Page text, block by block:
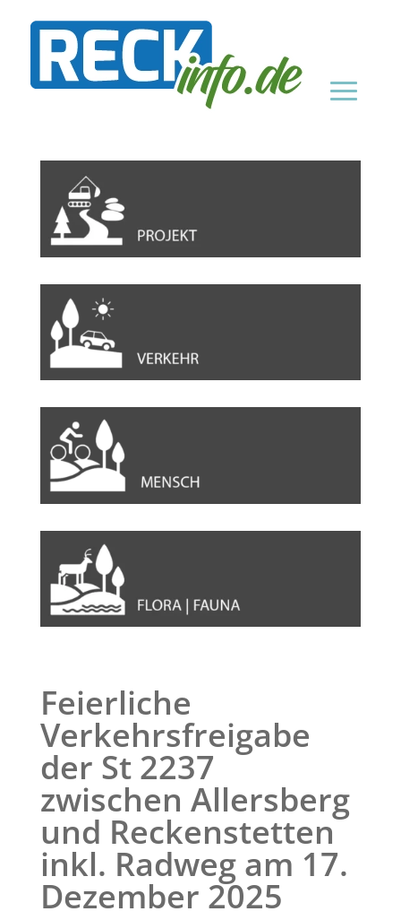
Feierliche
Verkehrsfreigabe
der St 2237
zwischen Allersberg
und Reckenstetten
inkl. Radweg am 17.
Dezember 2025